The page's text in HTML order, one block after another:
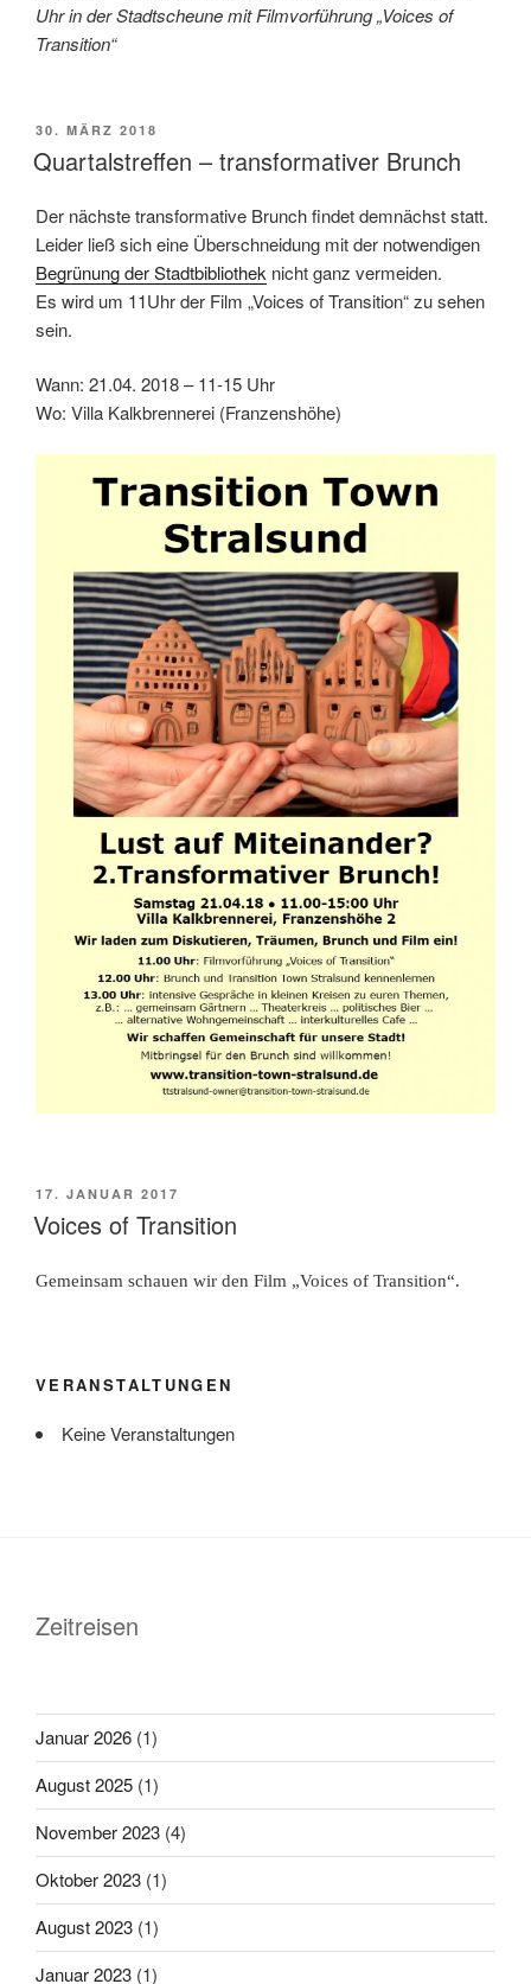
Uhr in der Stadtscheune mit Filmvorführung „Voices of
Transition“
VERÖFFENTLICHT
AM
30. MÄRZ 2018
Quartalstreffen – transformativer Brunch
Der nächste transformative Brunch findet demnächst statt.
Leider ließ sich eine Überschneidung mit der notwendigen
Begrünung der Stadtbibliothek nicht ganz vermeiden.
Es wird um 11Uhr der Film „Voices of Transition“ zu sehen
sein.
Wann: 21.04. 2018 – 11-15 Uhr
Wo: Villa Kalkbrennerei (Franzenshöhe)
VERÖFFENTLICHT
AM
17. JANUAR 2017
Voices of Transition
Gemeinsam schauen wir den Film „Voices of Transition“.
VERANSTALTUNGEN
Keine Veranstaltungen
Zeitreisen
Januar 2026 (1)
August 2025 (1)
November 2023 (4)
Oktober 2023 (1)
August 2023 (1)
Januar 2023 (1)